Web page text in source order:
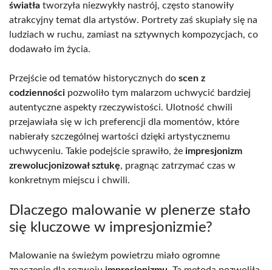
światła tworzyła niezwykły nastrój, często stanowiły
atrakcyjny temat dla artystów. Portrety zaś skupiały się na
ludziach w ruchu, zamiast na sztywnych kompozycjach, co
dodawało im życia.
Przejście od tematów historycznych do scen z
codzienności pozwoliło tym malarzom uchwycić bardziej
autentyczne aspekty rzeczywistości. Ulotność chwili
przejawiała się w ich preferencji dla momentów, które
nabierały szczególnej wartości dzięki artystycznemu
uchwyceniu. Takie podejście sprawiło, że impresjonizm
zrewolucjonizował sztukę, pragnąc zatrzymać czas w
konkretnym miejscu i chwili.
Dlaczego malowanie w plenerze stało
się kluczowe w impresjonizmie?
Malowanie na świeżym powietrzu miało ogromne